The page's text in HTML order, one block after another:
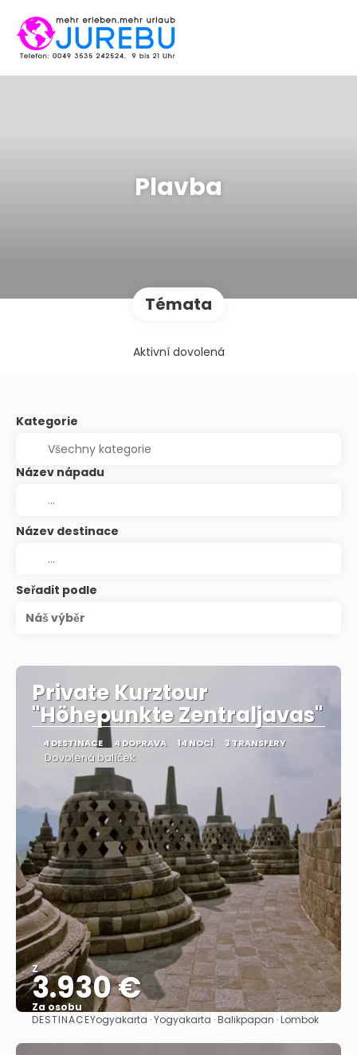
Plavba
Témata
Aktivní dovolená
Kategorie
Název nápadu
Název destinace
Seřadit podle
Náš výběr
Private Kurztour
"Höhepunkte Zentraljavas"
4 DESTINACE 4 DOPRAVA 14 NOCÍ 3 TRANSFERY
Dovolená balíček
Z
3.930 €
Za osobu
Zobrazit
DESTINACEYogyakarta · Yogyakarta · Balikpapan · Lombok